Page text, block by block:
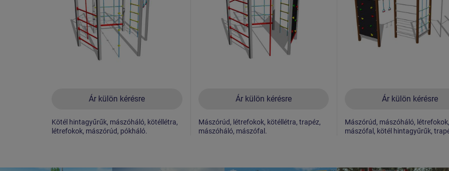
Ár külön kérésre
Kötél hintagyűrűk, mászóháló, kötéllétra,
létrefokok, mászórúd, pókháló.
Ár külön kérésre
Mászórúd, létrefokok, kötéllétra, trapéz,
mászóháló, mászófal.
Ár külön kérésre
Mászórúd, mászóháló, létrefokok,
mászófal, kötél hintagyűrűk,